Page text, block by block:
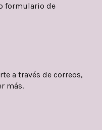
formulario de
a través de correos,
más.